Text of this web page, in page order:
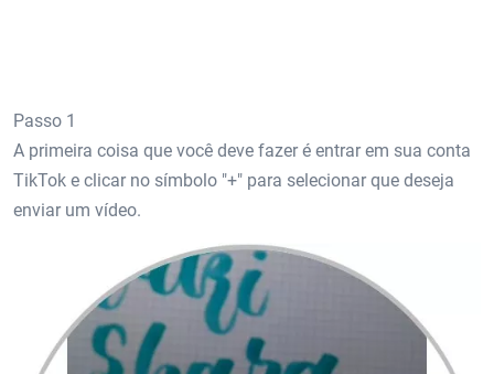
Passo 1
A primeira coisa que você deve fazer é entrar em sua conta
TikTok e clicar no símbolo "+" para selecionar que deseja
enviar um vídeo.